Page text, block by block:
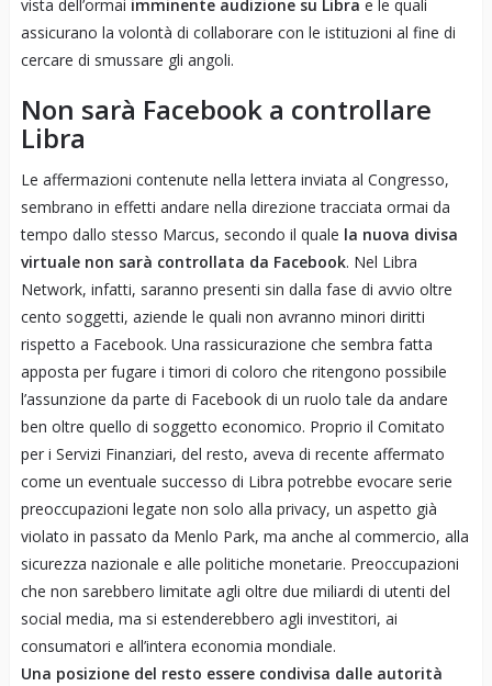
vista dell’ormai imminente audizione su Libra e le quali
assicurano la volontà di collaborare con le istituzioni al fine di
cercare di smussare gli angoli.
Non sarà Facebook a controllare
Libra
Le affermazioni contenute nella lettera inviata al Congresso,
sembrano in effetti andare nella direzione tracciata ormai da
tempo dallo stesso Marcus, secondo il quale la nuova divisa
virtuale non sarà controllata da Facebook. Nel Libra
Network, infatti, saranno presenti sin dalla fase di avvio oltre
cento soggetti, aziende le quali non avranno minori diritti
rispetto a Facebook. Una rassicurazione che sembra fatta
apposta per fugare i timori di coloro che ritengono possibile
l’assunzione da parte di Facebook di un ruolo tale da andare
ben oltre quello di soggetto economico. Proprio il Comitato
per i Servizi Finanziari, del resto, aveva di recente affermato
come un eventuale successo di Libra potrebbe evocare serie
preoccupazioni legate non solo alla privacy, un aspetto già
violato in passato da Menlo Park, ma anche al commercio, alla
sicurezza nazionale e alle politiche monetarie. Preoccupazioni
che non sarebbero limitate agli oltre due miliardi di utenti del
social media, ma si estenderebbero agli investitori, ai
consumatori e all’intera economia mondiale.
Una posizione del resto essere condivisa dalle autorità